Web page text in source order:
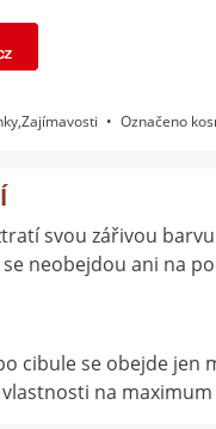
,Zajímavosti Označeno
svou zářivou
neobejdou ani na
cibule se obejde jen
na maximum